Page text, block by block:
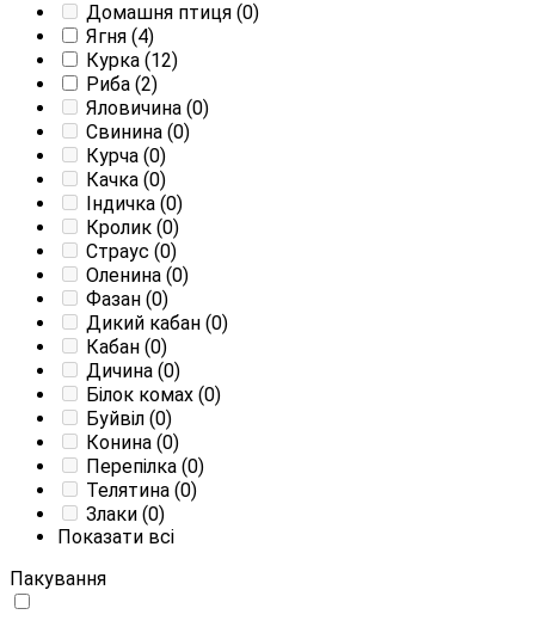
Домашня птиця (0)
Ягня (4)
Курка (12)
Риба (2)
Яловичина (0)
Свинина (0)
Курча (0)
Качка (0)
Індичка (0)
Кролик (0)
Страус (0)
Оленина (0)
Фазан (0)
Дикий кабан (0)
Кабан (0)
Дичина (0)
Білок комах (0)
Буйвіл (0)
Конина (0)
Перепілка (0)
Телятина (0)
Злаки (0)
Показати всі
Пакування